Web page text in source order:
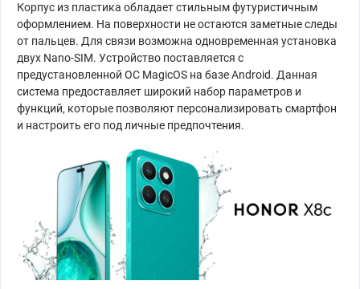
Корпус из пластика обладает стильным футуристичным
оформлением. На поверхности не остаются заметные следы
от пальцев. Для связи возможна одновременная установка
двух Nano-SIM. Устройство поставляется с
предустановленной ОС MagicOS на базе Android. Данная
система предоставляет широкий набор параметров и
функций, которые позволяют персонализировать смартфон
и настроить его под личные предпочтения.